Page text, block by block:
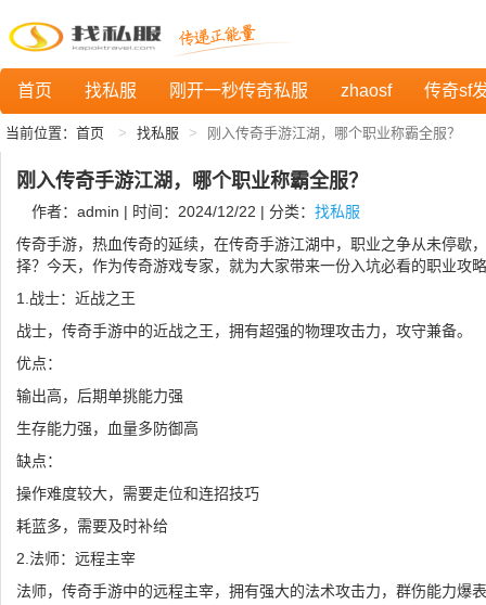
首页 找私服 刚开一秒传奇私服 zhaosf 传奇sf
当前位置： 首页 找私服 刚入传奇手游江湖，哪个职业称霸全服？
刚入传奇手游江湖，哪个职业称霸全服？
作者：admin | 时间：2024/12/22 | 分类： 找私服
传奇手游，热血传奇的延续，在传奇手游江湖中，职业之争从未停歇
择？今天，作为传奇游戏专家，就为大家带来一份入坑必看的职业攻
1.战士：近战之王
战士，传奇手游中的近战之王，拥有超强的物理攻击力，攻守兼备。
优点：
输出高，后期单挑能力强
生存能力强，血量多防御高
缺点：
操作难度较大，需要走位和连招技巧
耗蓝多，需要及时补给
2.法师：远程主宰
法师，传奇手游中的远程主宰，拥有强大的法术攻击力，群伤能力爆